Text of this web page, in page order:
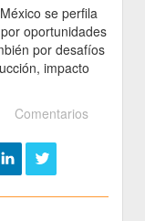
se perfila
oportunidades
por desafíos
impacto
Comentarios